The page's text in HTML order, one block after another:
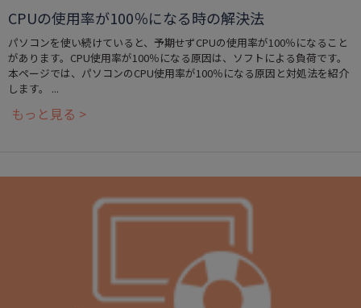
CPUの使用率が100％になる時の解決法
パソコンを使い続けていると、予期せずCPUの使用率が100％になること
があります。CPU使用率が100％になる原因は、ソフトによる負荷です。
本ページでは、パソコンのCPU使用率が100％になる原因と対処法を紹介
します。 ...
もっと見る >